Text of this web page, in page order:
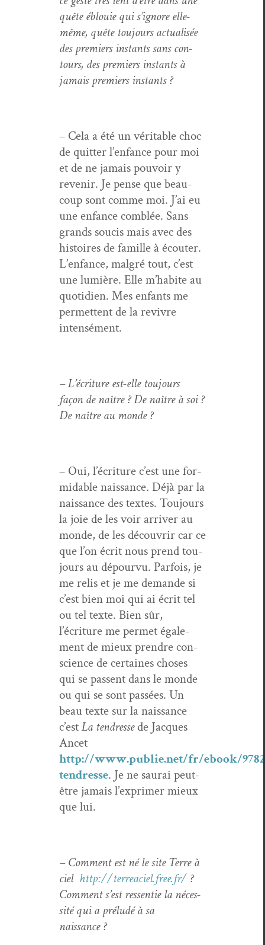
quête éblouie qui s’ig­nore elle-
même, quête tou­jours actu­al­isée
des pre­miers instants sans con­
tours, des pre­miers instants à
jamais pre­miers instants ?
– Cela a été un véri­ta­ble choc
de quit­ter l’enfance pour moi
et de ne jamais pou­voir y
revenir. Je pense que beau­
coup sont comme moi. J’ai eu
une enfance comblée. Sans
grands soucis mais avec des
his­toires de famille à écouter.
L’enfance, mal­gré tout, c’est
une lumière. Elle m’habite au
quo­ti­di­en. Mes enfants me
per­me­t­tent de la revivre
intensément.
– L’écri­t­ure est-elle tou­jours
façon de naître ? De naître à soi ?
De naître au monde ?
– Oui, l’écriture c’est une for­
mi­da­ble nais­sance. Déjà par la
nais­sance des textes. Tou­jours
la joie de les voir arriv­er au
monde, de les décou­vrir car ce
que l’on écrit nous prend tou­
jours au dépourvu. Par­fois, je
me relis et je me demande si
c’est bien moi qui ai écrit tel
ou tel texte. Bien sûr,
l’écriture me per­met égale­
ment de mieux pren­dre con­
science de cer­taines choses
qui se passent dans le monde
ou qui se sont passées. Un
beau texte sur la nais­sance
c’estLa ten­dressede Jacques
Ancet
http://www.publie.net/fr/ebook/
tendresse. Je ne saurai peut-
être jamais l’exprimer mieux
que lui.
– Com­ment est né le site Terre à
ciel http://terreaciel.free.fr/ ?
Com­ment s’est ressen­tie la néces­
sité qui a préludé à sa
naissance ?